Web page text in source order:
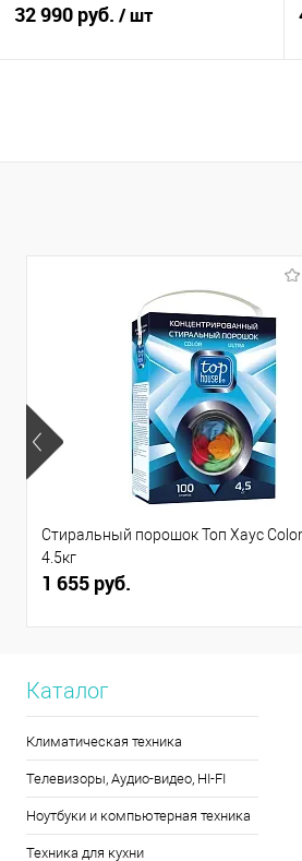
32 990 руб. / шт
Стиральный порошок Топ Хаус
4.5кг
1 655 руб.
Каталог
Климатическая техника
Телевизоры, Аудио-видео, HI-FI
Ноутбуки и компьютерная техника
Техника для кухни